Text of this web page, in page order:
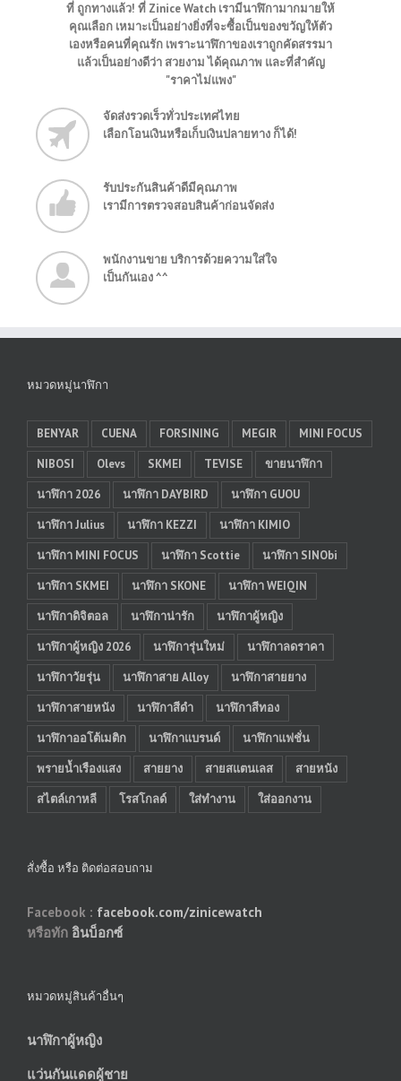
ที่ ถูกทางแล้ว! ที่ Zinice Watch เรามีนาฬิกามากมายให้
คุณเลือก เหมาะเป็นอย่างยิ่งที่จะซื้อเป็นของขวัญให้ตัว
เองหรือคนที่คุณรัก เพราะนาฬิกาของเราถูกคัดสรรมา
แล้วเป็นอย่างดีว่า สวยงาม ได้คุณภาพ และที่สำคัญ
"ราคาไม่แพง"
จัดส่งรวดเร็วทั่วประเทศไทย
เลือกโอนเงินหรือเก็บเงินปลายทาง ก็ได้!
รับประกันสินค้าดีมีคุณภาพ
เรามีการตรวจสอบสินค้าก่อนจัดส่ง
พนักงานขาย บริการด้วยความใส่ใจ
เป็นกันเอง ^^
หมวดหมู่นาฬิกา
BENYAR CUENA FORSINING MEGIR
MINI FOCUS
NIBOSI
Olevs SKMEI TEVISE
ขายนาฬิกา
นาฬิกา 2026
นาฬิกา DAYBIRD
นาฬิกา GUOU
นาฬิกา Julius
นาฬิกา KEZZI
นาฬิกา KIMIO
นาฬิกา MINI FOCUS
นาฬิกา Scottie
นาฬิกา SINObi
นาฬิกา SKMEI
นาฬิกา SKONE
นาฬิกา WEIQIN
นาฬิกาดิจิตอล
นาฬิกาน่ารัก
นาฬิกาผู้หญิง
นาฬิกาผู้หญิง 2026
นาฬิการุ่นใหม่
นาฬิกาลดราคา
นาฬิกาวัยรุ่น
นาฬิกาสาย Alloy
นาฬิกาสายยาง
นาฬิกาสายหนัง
นาฬิกาสีดำ
นาฬิกาสีทอง
นาฬิกาออโต้เมติก
นาฬิกาแบรนด์
นาฬิกาแฟชั่น
พรายน้ำเรืองแสง
สายยาง สายสแตนเลส
สายหนัง
สไตล์เกาหลี
โรสโกลด์ ใส่ทำงาน ใส่ออกงาน
สั่งซื้อ หรือ ติดต่อสอบถาม
Facebook : facebook.com/zinicewatch
หรือทัก อินบ็อกซ์
หมวดหมู่สินค้าอื่นๆ
นาฬิกาผู้หญิง
แว่นกันแดดผู้ชาย